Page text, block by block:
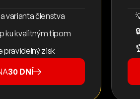
varianta členstva
ku kvalitným tipom
pravidelný zisk
30 DNÍ